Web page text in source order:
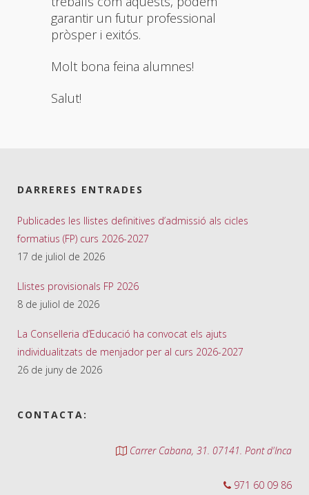
garantir un futur professional
pròsper i exitós.
Molt bona feina alumnes!
Salut!
DARRERES ENTRADES
Publicades les llistes definitives d’admissió als cicles
formatius (FP) curs 2026-2027
17 de juliol de 2026
Llistes provisionals FP 2026
8 de juliol de 2026
La Conselleria d’Educació ha convocat els ajuts
individualitzats de menjador per al curs 2026-2027
26 de juny de 2026
CONTACTA:
Carrer Cabana, 31. 07141. Pont d'Inca
971 60 09 86